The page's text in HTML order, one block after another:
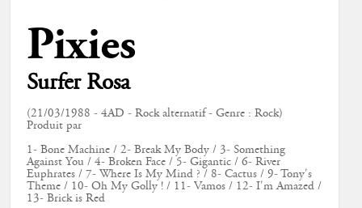
Pixies
Surfer Rosa
(21/03/1988 - 4AD - Rock alternatif - Genre : Rock)
Produit par
1- Bone Machine / 2- Break My Body / 3- Something
Against You / 4- Broken Face / 5- Gigantic / 6- River
Euphrates / 7- Where Is My Mind ? / 8- Cactus / 9- Tony's
Theme / 10- Oh My Golly ! / 11- Vamos / 12- I'm Amazed /
13- Brick is Red